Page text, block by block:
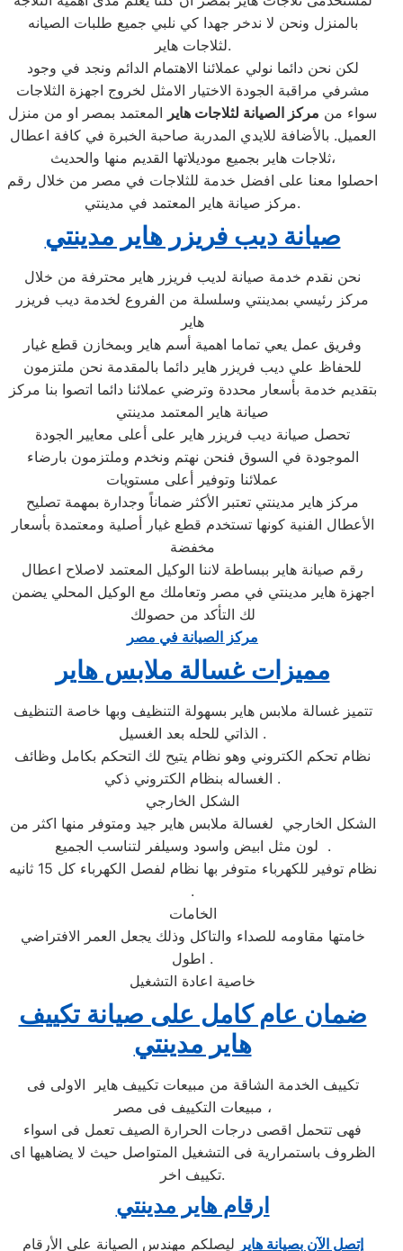
بالمنزل ونحن لا ندخر جهدا كي نلبي جميع طلبات الصيانه
لثلاجات هاير.
لكن نحن دائما نولي عملائنا الاهتمام الدائم ونجد في وجود
مشرفي مراقبة الجودة الاختيار الامثل لخروج اجهزة الثلاجات
سواء من مركز الصيانة لثلاجات هاير المعتمد بمصر او من منزل
العميل. بالأضافة للايدي المدربة صاحبة الخبرة في كافة اعطال
ثلاجات هاير بجميع موديلاتها القديم منها والحديث،
احصلوا معنا على افضل خدمة للثلاجات في مصر من خلال رقم
مركز صيانة هاير المعتمد في مدينتي.
صيانة ديب فريزر هاير مدينتي
نحن نقدم خدمة صيانة لديب فريزر هاير محترفة من خلال
مركز رئيسي بمدينتي وسلسلة من الفروع لخدمة ديب فريزر
هاير
وفريق عمل يعي تماما اهمية أسم هاير وبمخازن قطع غيار
للحفاظ علي ديب فريزر هاير دائما بالمقدمة نحن ملتزمون
بتقديم خدمة بأسعار محددة وترضي عملائنا دائما اتصوا بنا مركز
صيانة هاير المعتمد مدينتي
تحصل صيانة ديب فريزر هاير على أعلى معايير الجودة
الموجودة في السوق فنحن نهتم ونخدم وملتزمون بارضاء
عملائنا وتوفير أعلى مستويات
مركز هاير مدينتي تعتبر الأكثر ضماناً وجدارة بمهمة تصليح
الأعطال الفنية كونها تستخدم قطع غيار أصلية ومعتمدة بأسعار
مخفضة
رقم صيانة هاير ببساطة لاننا الوكيل المعتمد لاصلاح اعطال
اجهزة هاير مدينتي في مصر وتعاملك مع الوكيل المحلي يضمن
لك التأكد من حصولك
مركز الصيانة في مصر
مميزات غسالة ملابس هاير
تتميز غسالة ملابس هاير بسهولة التنظيف وبها خاصة التنظيف
الذاتي للحله بعد الغسيل .
نظام تحكم الكتروني وهو نظام يتيح لك التحكم بكامل وظائف
الغساله بنظام الكتروني ذكي .
الشكل الخارجي
الشكل الخارجي لغسالة ملابس هاير جيد ومتوفر منها اكثر من
لون مثل ابيض واسود وسيلفر لتناسب الجميع .
نظام توفير للكهرباء متوفر بها نظام لفصل الكهرباء كل 15 ثانيه
.
الخامات
خامتها مقاومه للصداء والتاكل وذلك يجعل العمر الافتراضي
اطول .
خاصية اعادة التشغيل
ضمان عام كامل على صيانة تكييف
هاير مدينتي
تكييف الخدمة الشاقة من مبيعات تكييف هاير الاولى فى
مبيعات التكييف فى مصر ،
فهى تتحمل اقصى درجات الحرارة الصيف تعمل فى اسواء
الظروف باستمرارية فى التشغيل المتواصل حيث لا يضاهيها اى
تكييف اخر.
ارقام هاير مدينتي
إتصل الآن بصيانة هاير ليصلكم مهندس الصيانة على الأرقام